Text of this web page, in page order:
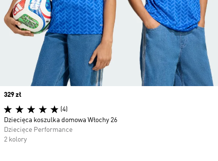
Price
329 zł
(4)
Dziecięca koszulka domowa Włochy 26
Dziecięce Performance
2 kolory